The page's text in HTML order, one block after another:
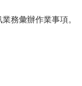
務彙辦作業事項。